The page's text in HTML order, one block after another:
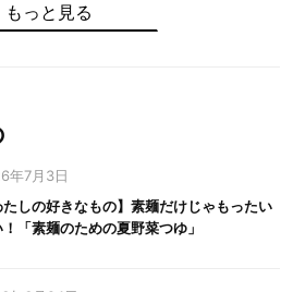
事だからできる“いいもの”を作り続ける。
老舗が届けたい、麻の魅力をのせた衣「中
政七商店の謎を解く、6つの問いと1つの答
年先の日本に工芸があるように。中川政七
政七商店スタッフが綴る「今日も、土鍋ま
たしの好きなもの】素麺だけじゃもったい
もっと見る
年7月3日
たしの好きなもの】素麺だけじゃもったい
「素麺のための夏野菜つゆ」